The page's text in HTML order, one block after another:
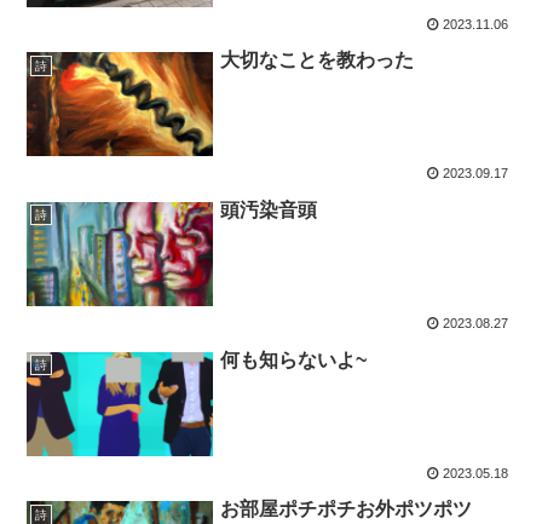
2023.11.06
詩 大切なことを教わった
2023.09.17
詩 頭汚染音頭
2023.08.27
詩 何も知らないよ~
2023.05.18
詩 お部屋ポチポチお外ポツポツ